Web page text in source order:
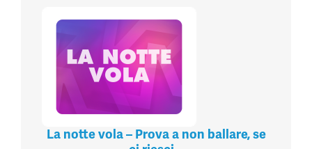
La notte vola – Prova a non ballare, se